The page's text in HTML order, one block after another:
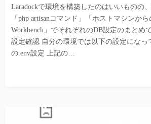
Laradockで環境を構築したのはいいものの、
「php artisanコマンド」「ホストマシンか
Workbench」でそれぞれのDB設定のまとめ
設定確認 自分の環境では以下の設定になっ
の.env設定 上記の…